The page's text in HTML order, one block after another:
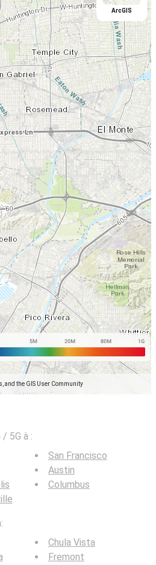
and the GIS User Community
ArcGIS
/ 5G à :
San Francisco
Austin
Columbus
Chula Vista
Fremont